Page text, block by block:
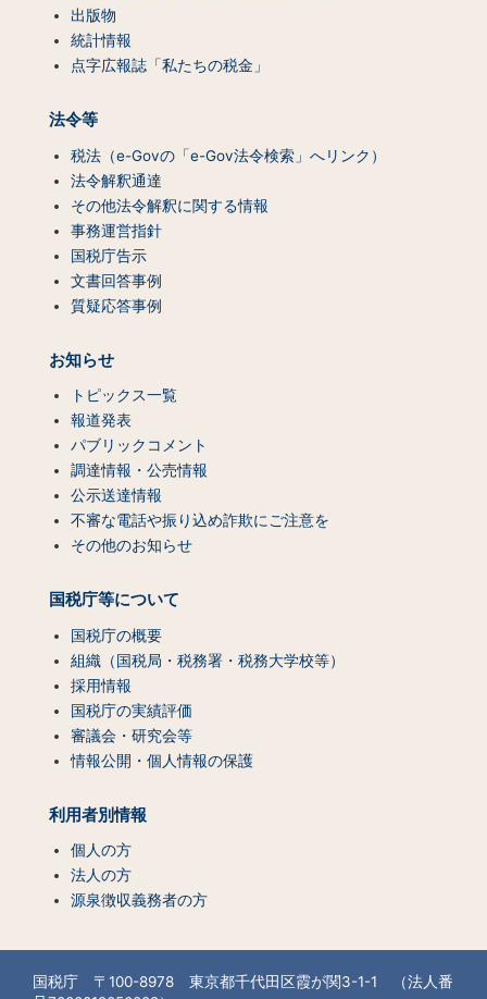
出版物
統計情報
点字広報誌「私たちの税金」
法令等
税法（e-Govの「e-Gov法令検索」へリンク）
法令解釈通達
その他法令解釈に関する情報
事務運営指針
国税庁告示
文書回答事例
質疑応答事例
お知らせ
トピックス一覧
報道発表
パブリックコメント
調達情報・公売情報
公示送達情報
不審な電話や振り込め詐欺にご注意を
その他のお知らせ
国税庁等について
国税庁の概要
組織（国税局・税務署・税務大学校等）
採用情報
国税庁の実績評価
審議会・研究会等
情報公開・個人情報の保護
利用者別情報
個人の方
法人の方
源泉徴収義務者の方
国税庁 〒100-8978 東京都千代田区霞が関3-1-1 （法人番